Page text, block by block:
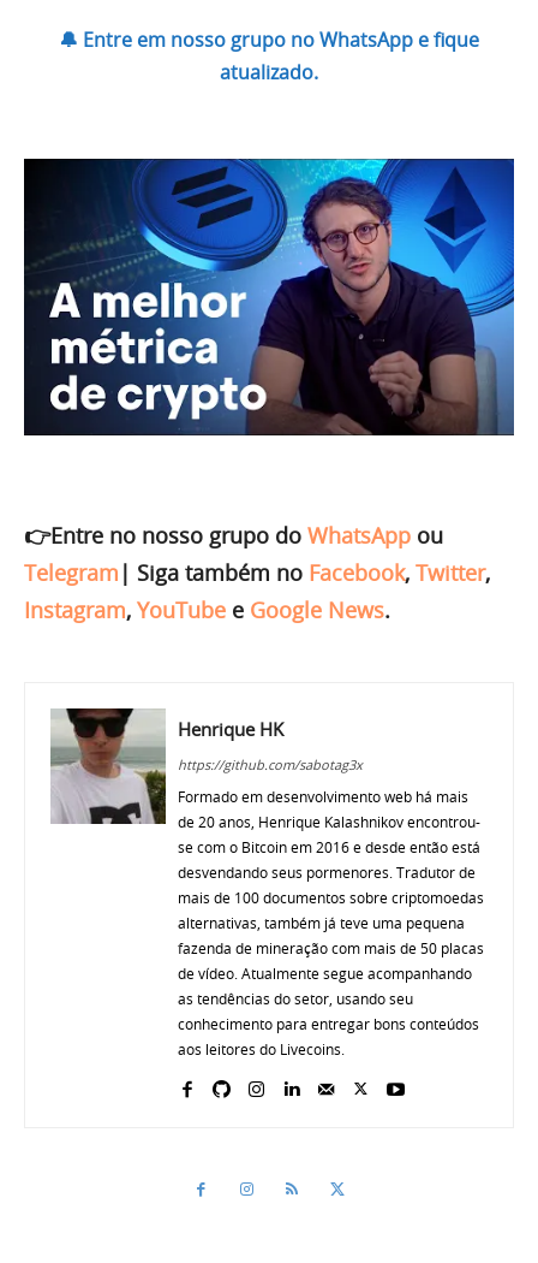
🔔 Entre em nosso grupo no WhatsApp e fique
atualizado.
👉Entre no nosso grupo do WhatsApp ou
Telegram | Siga também no Facebook, Twitter,
Instagram, YouTube e Google News.
Henrique HK
https://github.com/sabotag3x
Formado em desenvolvimento web há mais
de 20 anos, Henrique Kalashnikov encontrou-
se com o Bitcoin em 2016 e desde então está
desvendando seus pormenores. Tradutor de
mais de 100 documentos sobre criptomoedas
alternativas, também já teve uma pequena
fazenda de mineração com mais de 50 placas
de vídeo. Atualmente segue acompanhando
as tendências do setor, usando seu
conhecimento para entregar bons conteúdos
aos leitores do Livecoins.